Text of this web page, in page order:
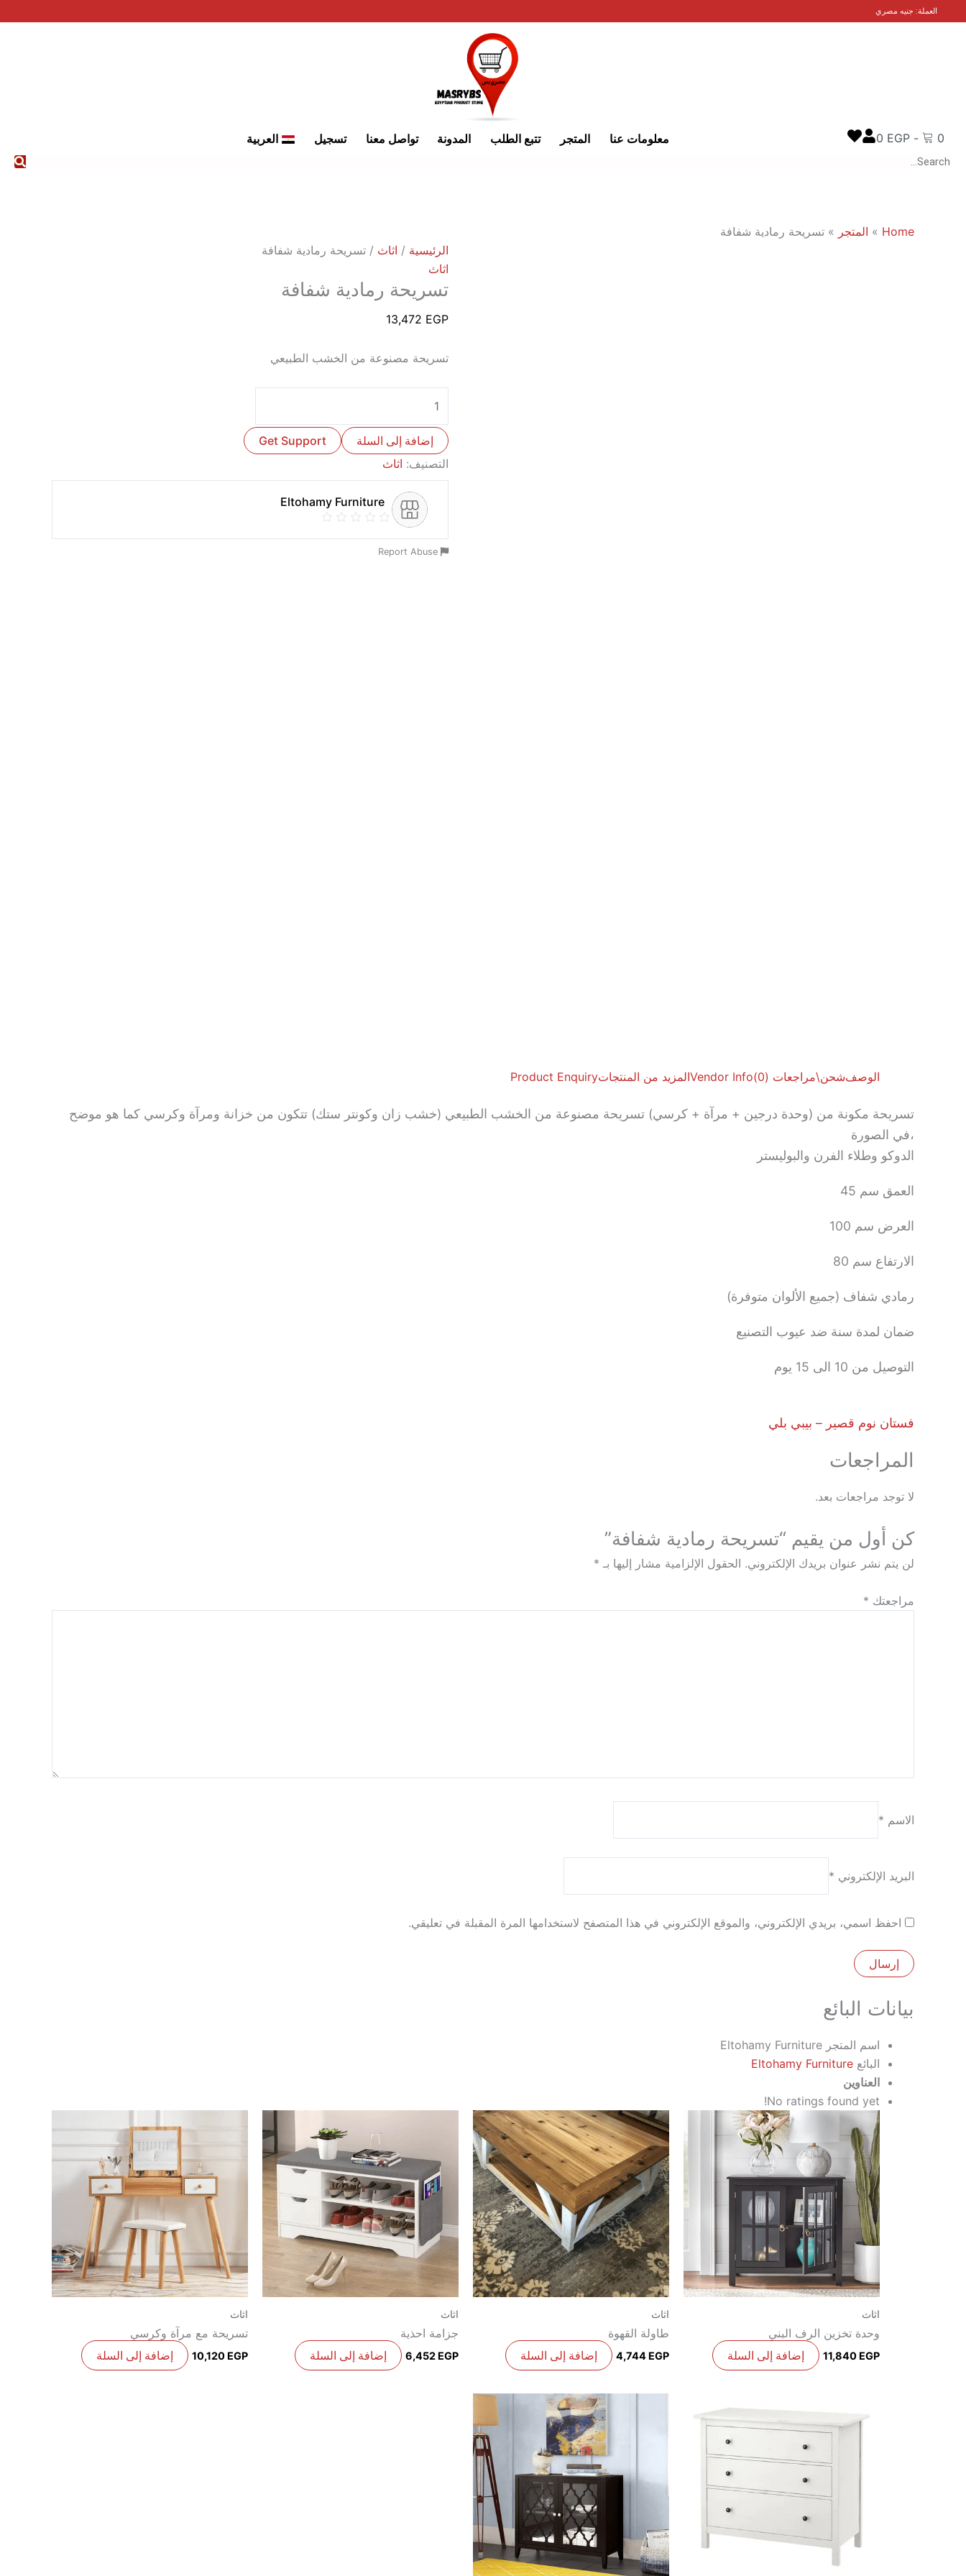
العملة: جنيه مصري
معلومات عنا المتجر تتبع الطلب المدونة تواصل معنا تسجيل العربية 0
-
0 EGP
Search
Home
» المتجر » تسريحة رمادية شفافة
الرئيسية / اثاث / تسريحة رمادية شفافة
اثاث
تسريحة رمادية شفافة
13,472 EGP
تسريحة مصنوعة من الخشب الطبيعي
إضافة إلى السلة
Get Support
التصنيف: اثاث
Eltohamy Furniture
الوصفشحن\مراجعات (0) Vendor Infoالمزيد من المنتجاتProduct Enquiry
تسريحة مكونة من (وحدة درجين + مرآة + كرسي) تسريحة مصنوعة من الخشب الطبيعي (خشب زان وكونتر ستك) تتكون من خزانة ومرآة وكرسي كما هو موضح
في الصورة،
الدوكو وطلاء الفرن والبوليستر
العمق سم 45
العرض سم 100
الارتفاع سم 80
رمادي شفاف (جميع الألوان متوفرة)
ضمان لمدة سنة ضد عيوب التصنيع
التوصيل من 10 الى 15 يوم
فستان نوم قصير – بيبي بلي
المراجعات
لا توجد مراجعات بعد.
كن أول من يقيم “تسريحة رمادية شفافة”
لن يتم نشر عنوان بريدك الإلكتروني. الحقول الإلزامية مشار إليها بـ *
مراجعتك *
الاسم *
البريد الإلكتروني *
احفظ اسمي، بريدي الإلكتروني، والموقع الإلكتروني في هذا المتصفح لاستخدامها المرة المقبلة في تعليقي.
بيانات البائع
اسم المتجر Eltohamy Furniture
البائع Eltohamy Furniture
العناوين
No ratings found yet!
اثاث
وحدة تخزين الرف البني
11,840 EGP إضافة إلى السلة
اثاث
طاولة القهوة
4,744 EGP إضافة إلى السلة
اثاث
جزامة احذية
6,452 EGP إضافة إلى السلة
اثاث
تسريحة مع مرآة وكرسي
10,120 EGP إضافة إلى السلة